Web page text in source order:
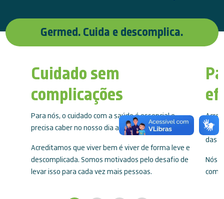
Germed. Cuida e descomplica.
Cuidado sem
complicações
Para nós, o cuidado com a saúde é essencial e
precisa caber no nosso dia a dia.
Acreditamos que viver bem é viver de forma leve e
descomplicada. Somos motivados pelo desafio de
levar isso para cada vez mais pessoas.
das
Nós